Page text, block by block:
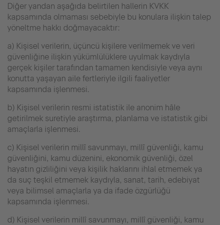
Diğer yandan aşağıda belirtilen hallerin KVKK
kapsamında olmaması sebebiyle bu konulara ilişkin talep
yöneltme hakkı doğmayacaktır:
a) Kişisel verilerin, üçüncü kişilere verilmemek ve veri
güvenliğine ilişkin yükümlülüklere uyulmak kaydıyla
gerçek kişiler tarafından tamamen kendisiyle veya aynı
konutta yaşayan aile fertleriyle ilgili faaliyetler
kapsamında işlenmesi.
b) Kişisel verilerin resmi istatistik ile anonim hâle
getirilmek suretiyle araştırma, planlama ve istatistik gibi
amaçlarla işlenmesi.
c) Kişisel verilerin millî savunmayı, millî güvenliği, kamu
güvenliğini, kamu düzenini, ekonomik güvenliği, özel
hayatın gizliliğini veya kişilik haklarını ihlal etmemek ya
da suç teşkil etmemek kaydıyla, sanat, tarih, edebiyat
veya bilimsel amaçlarla ya da ifade özgürlüğü
kapsamında işlenmesi.
d) Kişisel verilerin millî savunmayı, millî güvenliği, kamu